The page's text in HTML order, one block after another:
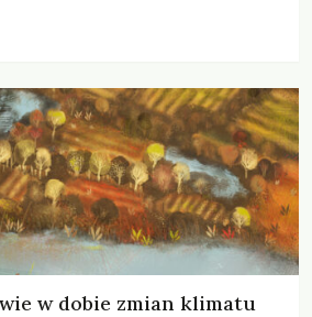
w dobie zmian klimatu